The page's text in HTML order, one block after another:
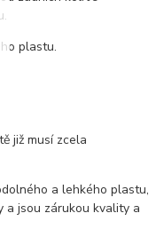
plastu.
již musí zcela
a lehkého plastu,
a jsou zárukou kvality a